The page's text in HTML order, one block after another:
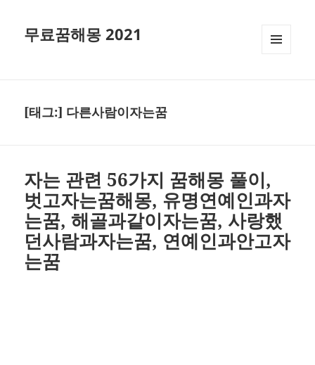
무료꿈해몽 2021
[태그:] 다른사람이자는꿈
자는 관련 56가지 꿈해몽 풀이,
벗고자는꿈해몽, 유명연예인과자
는꿈, 해골과같이자는꿈, 사랑했
던사람과자는꿈, 연예인과안고자
는꿈